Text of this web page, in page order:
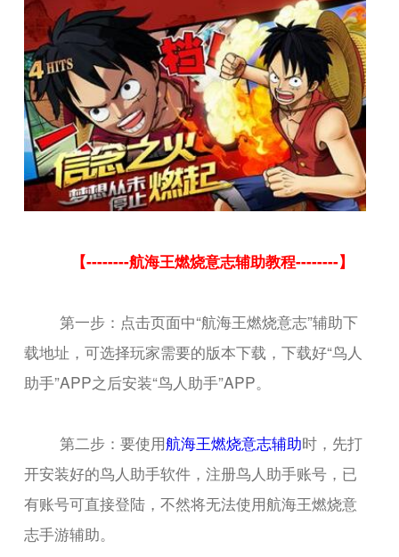
【--------航海王燃烧意志辅助教程--------】
第一步：点击页面中“航海王燃烧意志”辅助下
载地址，可选择玩家需要的版本下载，下载好“鸟人
助手”APP之后安装“鸟人助手”APP。
第二步：要使用航海王燃烧意志辅助时，先打
开安装好的鸟人助手软件，注册鸟人助手账号，已
有账号可直接登陆，不然将无法使用航海王燃烧意
志手游辅助。